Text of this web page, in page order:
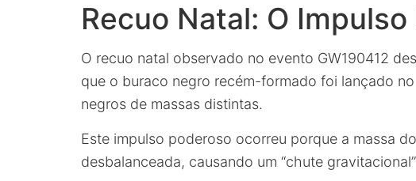
Recuo Natal: O
O recuo natal observado no evento GW190412
que o buraco negro recém-formado foi lançado
negros de massas distintas.
Este impulso poderoso ocorreu porque a massa
desbalanceada, causando um “chute